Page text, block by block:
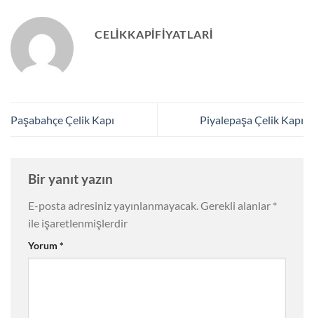
CELIKKAPIFIYATLARI
Paşabahçe Çelik Kapı Piyalepaşa Çelik Kapı
Bir yanıt yazın
E-posta adresiniz yayınlanmayacak.Gerekli alanlar *
ile işaretlenmişlerdir
Yorum *